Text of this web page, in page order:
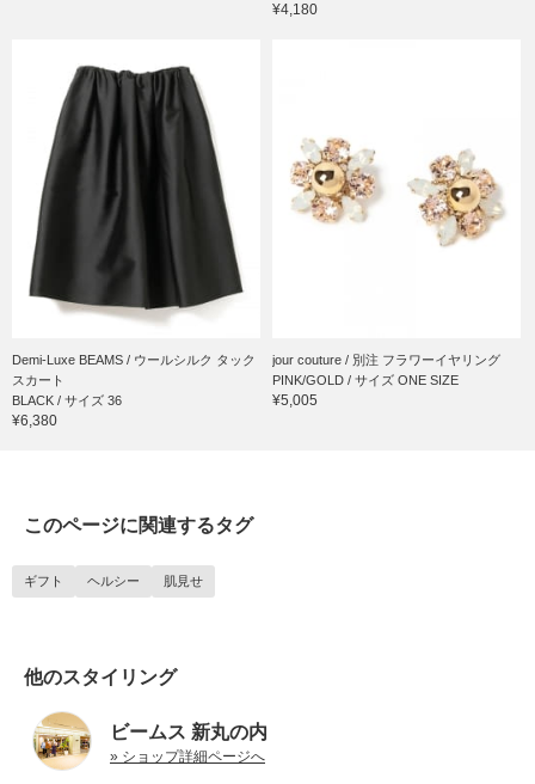
¥4,180
Demi-Luxe BEAMS / ウールシルク タック
スカート
BLACK / サイズ 36
¥6,380
jour couture / 別注 フラワーイヤリング
PINK/GOLD / サイズ ONE SIZE
¥5,005
このページに関連するタグ
ギフト ヘルシー 肌見せ
他のスタイリング
ビームス 新丸の内
» ショップ詳細ページへ